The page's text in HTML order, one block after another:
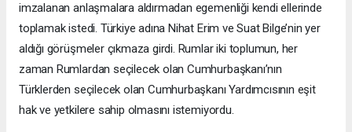
imzalanan anlaşmalara aldırmadan egemenliği kendi ellerinde
toplamak istedi. Türkiye adına Nihat Erim ve Suat Bilge’nin yer
aldığı görüşmeler çıkmaza girdi. Rumlar iki toplumun, her
zaman Rumlardan seçilecek olan Cumhurbaşkanı’nın
Türklerden seçilecek olan Cumhurbaşkanı Yardımcısının eşit
hak ve yetkilere sahip olmasını istemiyordu.